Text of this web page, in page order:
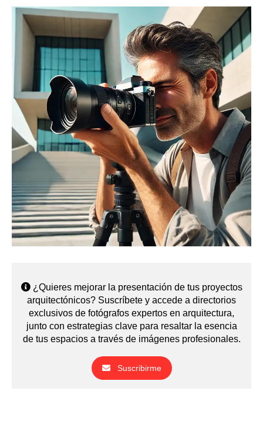
¿Quieres mejorar la presentación de tus proyectos
arquitectónicos? Suscríbete y accede a directorios
exclusivos de fotógrafos expertos en arquitectura,
junto con estrategias clave para resaltar la esencia
de tus espacios a través de imágenes profesionales.
Suscribirme